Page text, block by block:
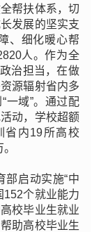
帮扶体系，切
发展的坚实支
、细化暖心帮
人。作为全
治担当，在做
源辐射省内多
一域”。通过配
动，学校超额
省内19所高校
部启动实施“中
152个就业能力
校毕业生就业
助高校毕业生